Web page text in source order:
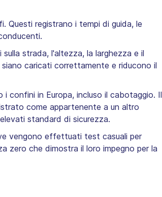
Questi registrano i tempi di guida, le
strada, l'altezza, la larghezza e il
caricati correttamente e riducono il
confini in Europa, incluso il cabotaggio. Il
come appartenente a un altro
standard di sicurezza.
vengono effettuati test casuali per
zero che dimostra il loro impegno per la